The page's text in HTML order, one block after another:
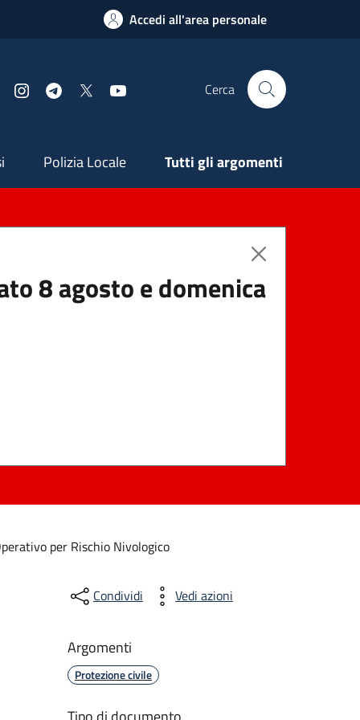
Accedi all'area personale
FacebookInstagramTelegram Cerca
Polizia Locale Tutti gli argomenti
8 agosto e domenica
per Rischio Nivologico
Condividi Vedi azioni
Argomenti
Protezione civile